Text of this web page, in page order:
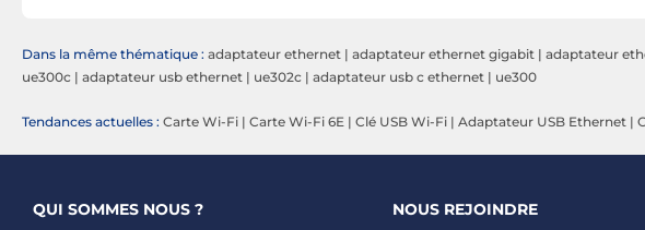
Dans la même thématique : adaptateur ethernet | adaptateur ethernet gigabit | adaptateur
ue300c | adaptateur usb ethernet | ue302c | adaptateur usb c ethernet | ue300
Tendances actuelles : Carte Wi-Fi | Carte Wi-Fi 6E | Clé USB Wi-Fi | Adaptateur USB Ethernet |
QUI SOMMES NOUS ? NOUS REJOINDRE